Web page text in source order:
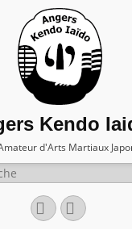
Kendo
d'Arts Martiaux
:
Facebook
E-
mail